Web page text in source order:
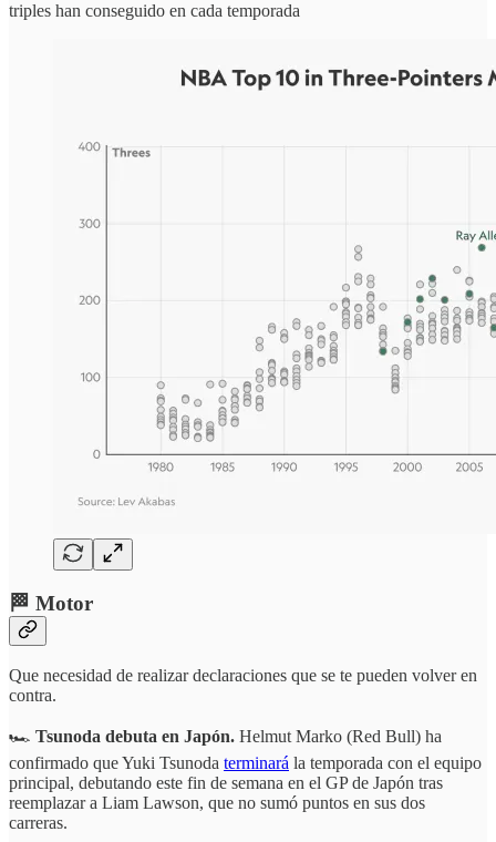
triples han conseguido en cada temporada
🏁 Motor
Que necesidad de realizar declaraciones que se te pueden volver en
contra.
🏎️ Tsunoda debuta en Japón. Helmut Marko (Red Bull) ha
confirmado que Yuki Tsunoda terminará la temporada con el equipo
principal, debutando este fin de semana en el GP de Japón tras
reemplazar a Liam Lawson, que no sumó puntos en sus dos
carreras.